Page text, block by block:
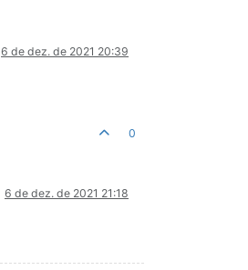
6 de dez. de 2021 20:39
0
6 de dez. de 2021 21:18